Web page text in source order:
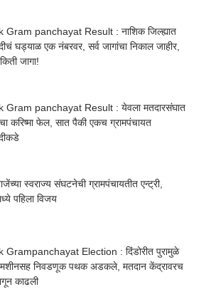
Gram panchayat Result : नाशिक जिल्ह्यात
घड्याळ एक नंबरवर, सर्व जागांचा निकाल जाहीर,
जागा!
Gram panchayat Result : येवला मतदारसंघात
करिष्मा फेल, सात पैकी एकच ग्रामपंचायत
स्वराज्य संघटनेची ग्रामपंचायतीत एन्ट्री,
पहिला विजय
Grampanchayat Election : दिंडोरीत पुरामुळे
मशीनसह निवडणूक पथक अडकले, मतदान केंद्रावरच
काढली